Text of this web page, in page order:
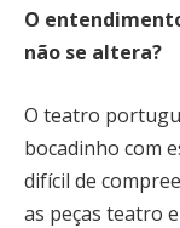
O
não se altera?
O teatro
bocadinho com
difícil de
as peças teatro